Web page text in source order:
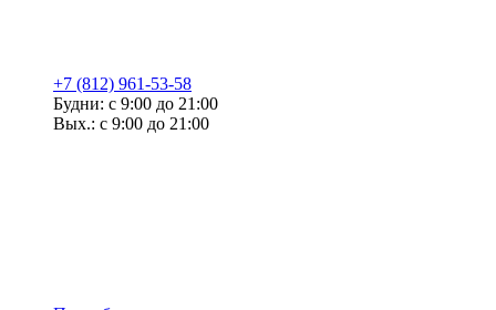
+7 (812) 961-53-58
Будни: с 9:00 до 21:00
Вых.: с 9:00 до 21:00